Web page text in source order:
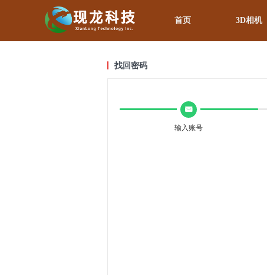
首页 3D相机
找回密码
낂
输入账号